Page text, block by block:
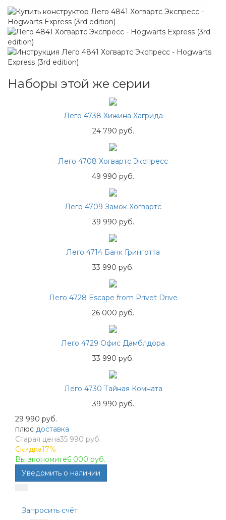
Наборы этой же серии
Лего 4738 Хижина Хагрида
24 790 руб.
Лего 4708 Хогвартс Экспресс
49 990 руб.
Лего 4709 Замок Хогвартс
39 990 руб.
Лего 4714 Банк Гринготта
33 990 руб.
Лего 4728 Escape from Privet Drive
26 000 руб.
Лего 4729 Офис Дамблдора
33 990 руб.
Лего 4730 Тайная Комната
39 990 руб.
29 990 руб.
плюс доставка
Старая цена35 990 руб.
Скидка17%
Вы экономите6 000 руб.
Запросить счёт